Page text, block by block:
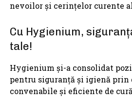
nevoilor și cerințelor curente
Cu Hygienium,
tale!
Hygienium și-a consolidat
pentru siguranță și igienă
convenabile și eficiente de